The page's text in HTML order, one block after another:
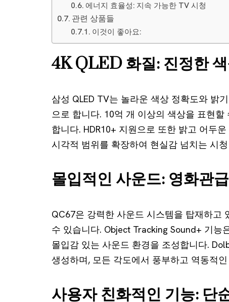
에너지 효율성: 지속 가능한 TV 시청
관련 상품들
이것이 좋아요:
4K QLED 화질: 진정한
삼성 QLED TV는 놀라운 색상 정확도와 밝
으로 합니다. 10억 개 이상의 색상을 표현
합니다. HDR10+ 지원으로 또한 밝고 어두
시각적 범위를 확장하여 현실감 넘치는 시
몰입적인 사운드: 영화관
QC67은 강력한 사운드 시스템을 탑재하고
수 있습니다. Object Tracking Sound+ 기능
몰입감 있는 사운드 환경을 조성합니다.
생성하며, 모든 각도에서 풍부하고 역동적
사용자 친화적인 기능: 단